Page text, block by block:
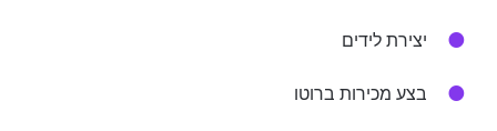
יצירת לידים
בצע מכירות ברוטו